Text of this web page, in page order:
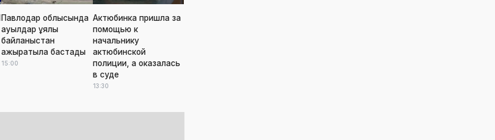
Павлодар облысында
ауылдар ұялы
байланыстан
ажыратыла бастады
15:00
Актюбинка пришла за
помощью к
начальнику
актюбинской
полиции, а оказалась
в суде
13:30